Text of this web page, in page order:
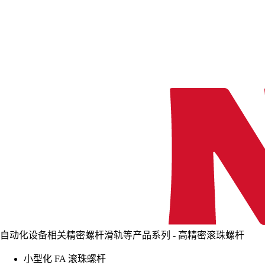
自动化设备相关精密螺杆滑轨等产品系列 - 高精密滚珠螺杆
小型化 FA 滚珠螺杆